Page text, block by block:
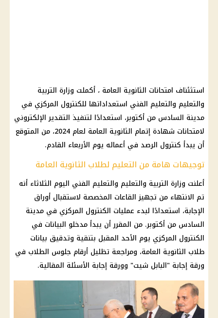
استثئناف امتحانات الثانوية العامة ، أكملت وزارة التربية
والتعليم والتعليم الفني استعداداتها للكنترول المركزي في
مدينة السادس من أكتوبر، استعدادًا لتنفيذ التقدير الإلكتروني
لامتحانات شهادة إتمام الثانوية العامة
لعام 2024، من المتوقع
أن يبدأ كنترول الرصد في أعماله يوم الأربعاء القادم.
توجيهات هامة من التعليم لطلاب الثانوية العامة
أعلنت وزارة التربية والتعليم والتعليم الفني اليوم الثلاثاء أنه
تم الانتهاء من تجهيز القاعات المخصصة لاستقبال أوراق
الإجابة، استعدادًا لبدء عمليات الكنترول المركزي في مدينة
السادس من أكتوبر. من المقرر أن يبدأ مدخلو البيانات في
الكنترول المركزي يوم الأحد المقبل بتنقية وتدقيق بيانات
طلاب الثانوية العامة، ومراجعة تظليل أرقام جلوس الطلاب في
ورقة إجابة "البابل شيت" وورقة إجابة الأسئلة المقالية.